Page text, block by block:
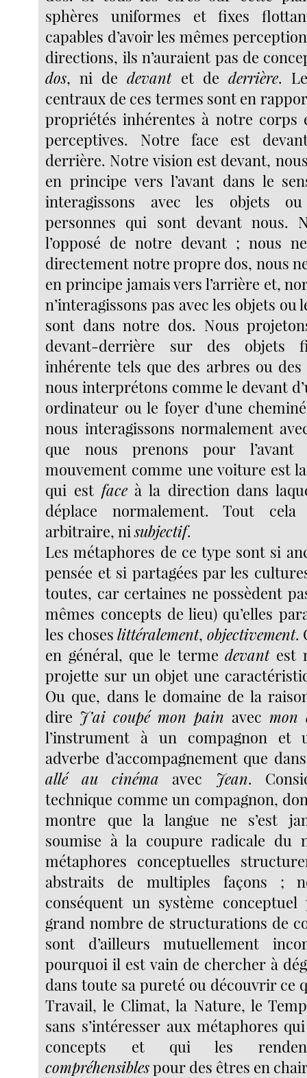
sphères uniformes et fixes
capables d’avoir les mêmes
directions, ils n’auraient pas de
dos, ni dedevant et dederrière.
centraux de ces termes sont en
propriétés inhérentes à notre corps
perceptives. Notre face est
derrière. Notre vision est devant,
en principe vers l’avant dans le
interagissons avec les objets ou
personnes qui sont devant nous.
l’opposé de notre devant ; nous
directement notre propre dos, nous
en principe jamais vers l’arrière et,
n’interagissons pas avec les objets ou
sont dans notre dos. Nous
devant-derrière sur des objets
inhérente tels que des arbres ou
nous interprétons comme le devant
ordinateur ou le foyer d’une
nous interagissons normalement
que nous prenons pour
mouvement comme une voiture est
qui est faceà la direction dans
déplace normalement. Tout
arbitraire, nisubjectif.
Les métaphores de ce type sont si
pensée et si partagées par les
toutes, car certaines ne possèdent
mêmes concepts de lieu) qu’elles
les choseslittéralement, objectivement.
en général, que le termedevant est
projette sur un objet une
Ou que, dans le domaine de la
dire J’ai coupé mon pain avec mon
l’instrument à un compagnon et
adverbe d’accompagnement que
allé au cinéma avec Jean.
technique comme un compagnon,
montre que la langue ne s’est
soumise à la coupure radicale du
métaphores conceptuelles
abstraits de multiples façons ;
conséquent un système
grand nombre de structurations de
sont d’ailleurs mutuellement
pourquoi il est vain de chercher à
dans toute sa pureté ou découvrir ce
Travail, le Climat, la Nature, le
sans s’intéresser aux métaphores
concepts et qui les
compréhensiblespour des êtres en